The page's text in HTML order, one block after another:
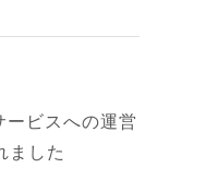
ビスへの運営
ました